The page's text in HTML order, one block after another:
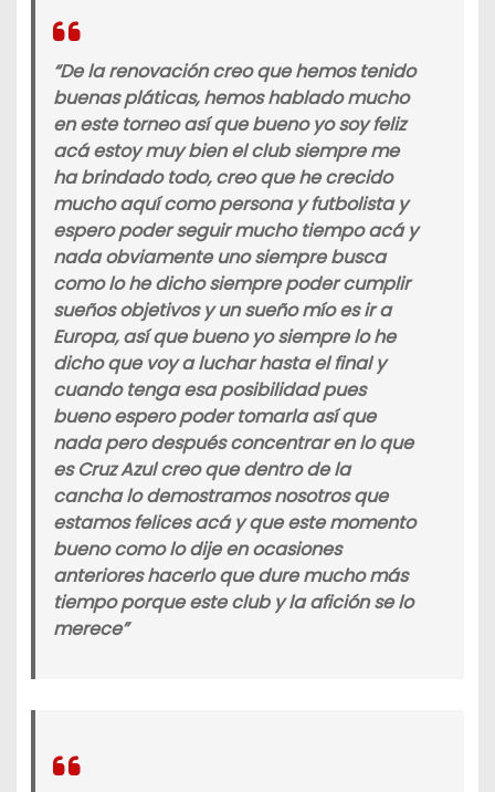
“De la renovación creo que hemos tenido
buenas pláticas, hemos hablado mucho
en este torneo así que bueno yo soy feliz
acá estoy muy bien el club siempre me
ha brindado todo, creo que he crecido
mucho aquí como persona y futbolista y
espero poder seguir mucho tiempo acá y
nada obviamente uno siempre busca
como lo he dicho siempre poder cumplir
sueños objetivos y un sueño mío es ir a
Europa, así que bueno yo siempre lo he
dicho que voy a luchar hasta el final y
cuando tenga esa posibilidad pues
bueno espero poder tomarla así que
nada pero después concentrar en lo que
es Cruz Azul creo que dentro de la
cancha lo demostramos nosotros que
estamos felices acá y que este momento
bueno como lo dije en ocasiones
anteriores hacerlo que dure mucho más
tiempo porque este club y la afición se lo
merece”